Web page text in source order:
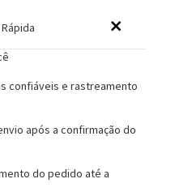
confiáveis e rastreamento
após a confirmação do
do pedido até a